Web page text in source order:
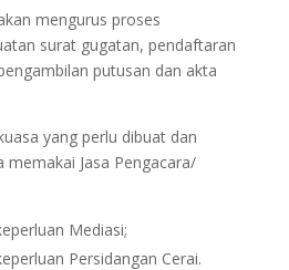
mengurus proses
surat gugatan, pendaftaran
putusan dan akta
yang perlu dibuat dan
memakai Jasa Pengacara/
Mediasi;
Persidangan Cerai.